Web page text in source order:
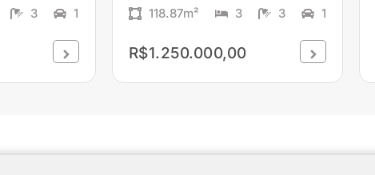
3 1 118.87m² 3 3 1
R$1.250.000,00